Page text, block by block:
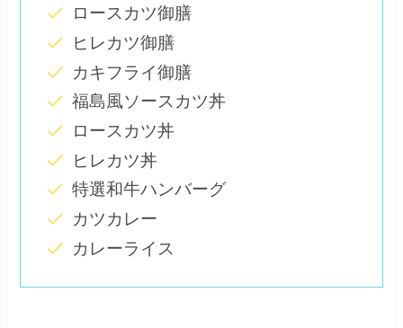
ロースカツ御膳
ヒレカツ御膳
カキフライ御膳
福島風ソースカツ丼
ロースカツ丼
ヒレカツ丼
特選和牛ハンバーグ
カツカレー
カレーライス